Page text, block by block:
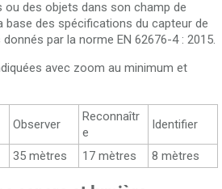
ou des objets dans son champ de
base des spécifications du capteur de
par la norme EN 62676-4 : 2015.
avec zoom au minimum et
Observer
Reconnaîtr
e
Identifier
35 mètres 17 mètres 8 mètres